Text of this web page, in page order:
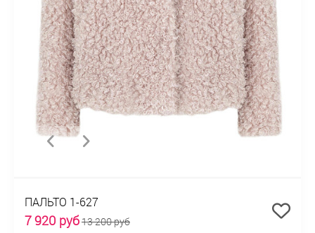
ПАЛЬТО 1-627
7 920 руб13 200 руб